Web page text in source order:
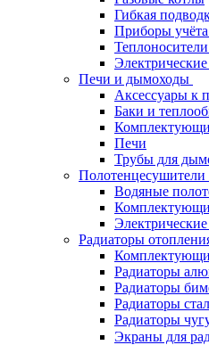
Гибкая
Приборы учёта
Печи и дымоходы
Аксессуары к
Баки и
Печи
Трубы для
Полотенцесушители
Водяные
Радиаторы
Радиаторы
Радиаторы
Радиаторы
Радиаторы
Экраны для